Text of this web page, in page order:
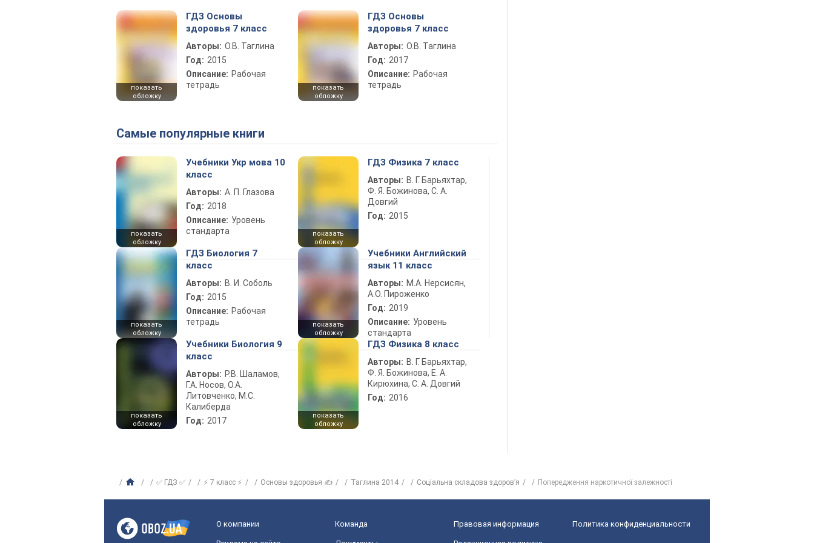
показать
обложку
ГДЗ Основы
здоровья 7 класс
Авторы: О.В. Таглина
Год: 2015
Описание: Рабочая
тетрадь
показать
обложку
ГДЗ Основы
здоровья 7 класс
Авторы: О.В. Таглина
Год: 2017
Описание: Рабочая
тетрадь
Самые популярные книги
показать
обложку
Учебники Укр мова 10
класс
Авторы: А. П. Глазова
Год: 2018
Описание: Уровень
стандарта
показать
обложку
ГДЗ Физика 7 класс
Авторы: В. Г. Барьяхтар,
Ф. Я. Божинова, С. А.
Довгий
Год: 2015
показать
обложку
ГДЗ Биология 7
класс
Авторы: В. И. Соболь
Год: 2015
Описание: Рабочая
тетрадь
показать
обложку
Учебники Английский
язык 11 класс
Авторы: М.А. Нерсисян,
А.О. Пироженко
Год: 2019
Описание: Уровень
стандарта
показать
обложку
Учебники Биология 9
класс
Авторы: Р.В. Шаламов,
Г.А. Носов, О.А.
Литовченко, М.С.
Калиберда
Год: 2017
показать
обложку
ГДЗ Физика 8 класс
Авторы: В. Г. Барьяхтар,
Ф. Я. Божинова, Е. А.
Кирюхина, С. А. Довгий
Год: 2016
✅ ГДЗ ✅ ⚡ 7 класс ⚡ Основы здоровья ✍ Таглина 2014 Соціальна складова здоров’я Попередження наркотичної залежності
О компании Команда Правовая информация Политика конфиденциальности